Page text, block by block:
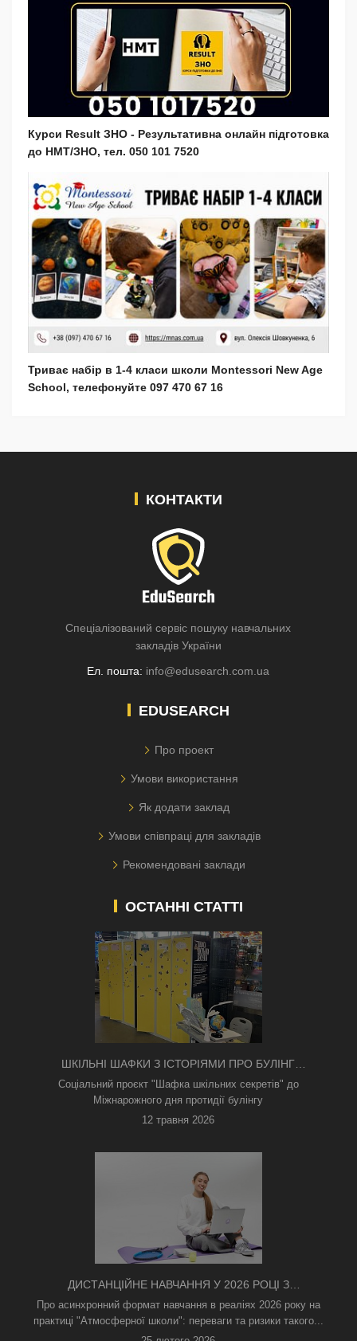
Курси Result ЗНО - Результативна онлайн підготовка
до НМТ/ЗНО, тел. 050 101 7520
Триває набір в 1-4 класи школи Montessori New Age
School, телефонуйте 097 470 67 16
КОНТАКТИ
Спеціалізований сервіс пошуку навчальних
закладів України
Ел. пошта: info@edusearch.com.ua
EDUSEARCH
Про проект
Умови використання
Як додати заклад
Умови співпраці для закладів
Рекомендовані заклади
ОСТАННІ СТАТТІ
ШКІЛЬНІ ШАФКИ З ІСТОРІЯМИ ПРО БУЛІНГ
З'ЯВИЛИСЯ В КИЄВІ
Соціальний проєкт "Шафка шкільних секретів" до
Міжнарожного дня протидії булінгу
12 травня 2026
ДИСТАНЦІЙНЕ НАВЧАННЯ У 2026 РОЦІ З
ТРИВОГАМИ ТА БЕЗ СВІТЛА: ЯК АСИНХРОННИЙ
ФОРМАТ РЯТУЄ ОСВІТНІЙ ПРОЦЕС
Про асинхронний формат навчання в реаліях 2026 року на
практиці "Атмосферної школи": переваги та ризики такого...